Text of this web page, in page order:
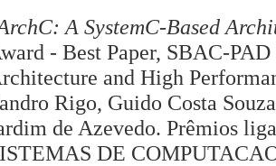
A SystemC-Based
- Best Paper, SBAC-
and High
Rigo, Guido Costa
de Azevedo. Prêmios
DE